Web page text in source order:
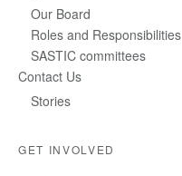
Our Board
Roles and Responsibilities
SASTIC committees
Contact Us
Stories
GET INVOLVED